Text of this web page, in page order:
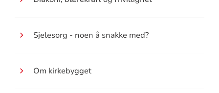
Sjelesorg - noen å snakke med?
Om kirkebygget